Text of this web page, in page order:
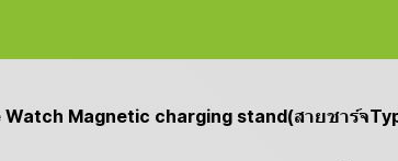
Magnetic charging stand(สายชาร์จ